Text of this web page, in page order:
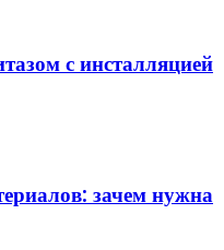
с инсталляцией
зачем нужна